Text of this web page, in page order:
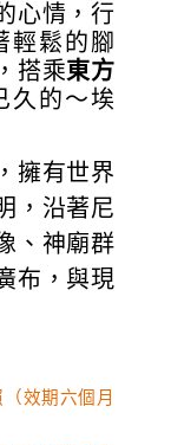
心情，行
輕鬆的腳
搭乘東方
久的～埃
擁有世界
，沿著尼
、神廟群
布，與現
效期六個月